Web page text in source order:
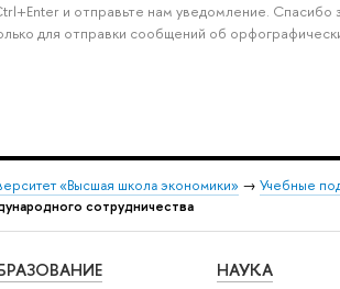
и отправьте нам уведомление. Спасибо
для отправки сообщений об
«Высшая школа экономики» → Учебные
сотрудничества
НАУКА